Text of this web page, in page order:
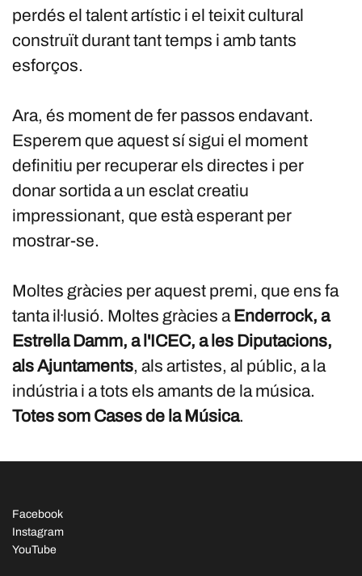
perdés el talent artístic i el teixit cultural
construït durant tant temps i amb tants
esforços.
Ara, és moment de fer passos endavant.
Esperem que aquest sí sigui el moment
definitiu per recuperar els directes i per
donar sortida a un esclat creatiu
impressionant, que està esperant per
mostrar-se.
Moltes gràcies per aquest premi, que ens fa
tanta il·lusió. Moltes gràcies a Enderrock, a
Estrella Damm, a l'ICEC, a les Diputacions,
als Ajuntaments, als artistes, al públic, a la
indústria i a tots els amants de la música.
Totes som Cases de la Música.
Facebook
Instagram
YouTube